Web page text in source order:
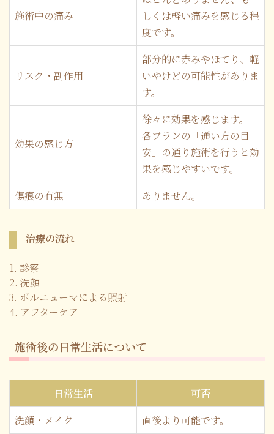
施術中の痛み
しくは軽い痛みを感じる程
度です。
リスク・副作用
部分的に赤みやほてり、軽
いやけどの可能性がありま
す。
効果の感じ方
徐々に効果を感じます。
各プランの「通い方の目
安」の通り施術を行うと効
果を感じやすいです。
傷痕の有無
ありません。
治療の流れ
診察
洗顔
ボルニューマによる照射
アフターケア
施術後の日常生活について
日常生活
可否
洗顔・メイク
直後より可能です。